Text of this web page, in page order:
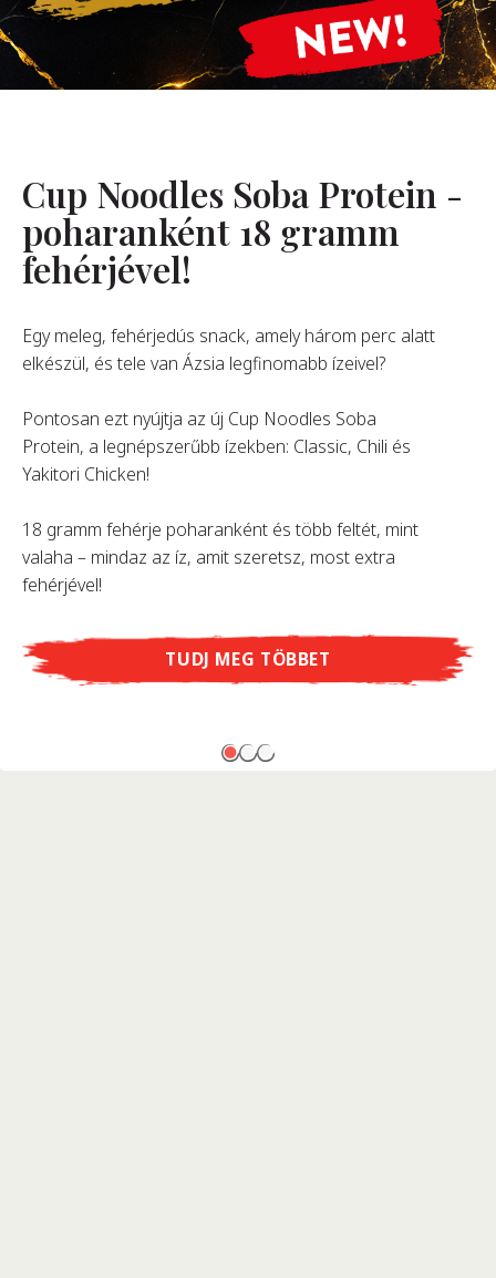
Rólunk
Karrier
GYIK
Cup Noodles Soba Protein -
poharanként 18 gramm
fehérjével!
Egy meleg, fehérjedús snack, amely három perc alatt
elkészül, és tele van Ázsia legfinomabb ízeivel?
Pontosan ezt nyújtja az új Cup Noodles Soba
Protein, a legnépszerűbb ízekben: Classic, Chili és
Yakitori Chicken!
18 gramm fehérje poharanként és több feltét, mint
valaha – mindaz az íz, amit szeretsz, most extra
fehérjével!
TUDJ MEG TÖBBET